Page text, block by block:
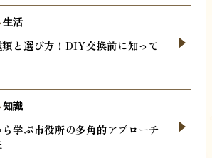
と選び方！DIY交換前に知って
生活
学ぶ市役所の多角的アプローチ
知識